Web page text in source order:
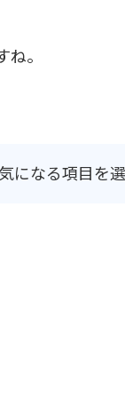
。
になる項目を